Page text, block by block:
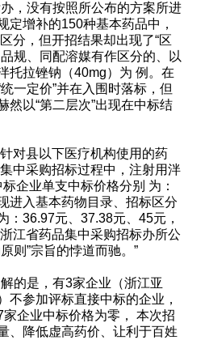
，没有按照所公布的方案所进
定增补的150种基本药品中，
分，但开招结果却出现了“区
规、同配溶媒有作区分的、以
托拉锉钠（40mg）为 例。在
一定价”并在入围时落标，但
然以“第二层次”出现在中标结
对县以下医疗机构使用的药
中采购招标过程中，注射用泮
企业单支中标价格分别 为：
进入基本药物目录、招标区分
：36.97元、37.38元、45元，
江省药品集中采购招标办所公
则”宗旨的悖道而驰。”
的是，有3家企业（浙江亚
不参加评标直接中标的企业，
企业中标价格为零， 本次招
、降低虚高药价、让利于百姓